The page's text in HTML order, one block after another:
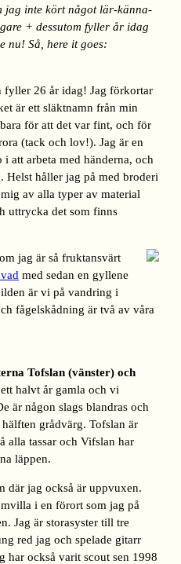
jag inte kört något lär-känna-
+ dessutom fyller år idag
nu! Så, here it goes:
fyller 26 år idag! Jag förkortar
är ett släktnamn från min
för att det var fint, och för
(tack och lov!). Jag är en
att arbeta med händerna, och
Helst håller jag på med broderi
av alla typer av material
uttrycka det som finns
jag är så fruktansvärt
med sedan en gyllene
är vi på vandring i
fågelskådning är två av våra
Tofslan (vänster) och
halvt år gamla och vi
är någon slags blandras och
grådvärg. Tofslan är
alla tassar och Vifslan har
läppen.
där jag också är uppvuxen.
i en förort som jag på
Jag är storasyster till tre
red jag och spelade gitarr
har också varit scout sen 1998